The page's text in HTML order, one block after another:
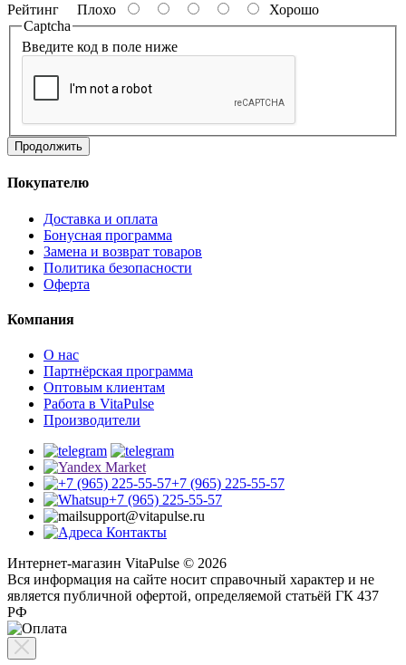
Рейтинг Плохо
Хорошо
Captcha
Введите код в поле ниже
Продолжить
Покупателю
Доставка и оплата
Бонусная программа
Замена и возврат товаров
Политика безопасности
Оферта
Компания
О нас
Партнёрская программа
Оптовым клиентам
Работа в VitaPulse
Производители
+7 (965) 225-55-57
+7 (965) 225-55-57
support@vitapulse.ru
Контакты
Интернет-магазин VitaPulse © 2026
Вся информация на сайте носит справочный характер и не
является публичной офертой, определяемой статьёй ГК 437
РФ